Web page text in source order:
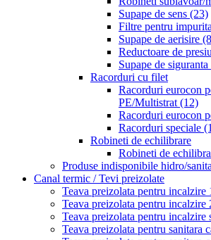
Supape de sens (23)
Filtre pentru
Supape de aerisire
Reductoare de
Supape de siguranta
Racorduri cu filet
Racorduri eurocon
PE/Multistrat (12)
Racorduri eurocon
Racorduri speciale
Robineti de echilibrare
Robineti de
Produse indisponibile hidro/
Canal termic / Tevi preizolate
Teava preizolata pentru incalzire
Teava preizolata pentru incalzire
Teava preizolata pentru incalzire
Teava preizolata pentru sanitara